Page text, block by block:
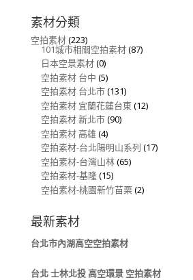
素材分類
空拍素材(223)
101城市相關空拍素材(87)
日本空景素材(0)
空拍素材 台中 (5)
空拍素材 台北市(131)
空拍素材 宜蘭花蓮台東(12)
空拍素材 新北市(90)
空拍素材 高雄 (4)
空拍素材-台北陽明山系列 (17)
空拍素材-台灣山林(65)
空拍素材-基隆(15)
空拍素材-桃園新竹苗栗(2)
最新素材
台北市內湖高空空拍素材
台北 士林北投 高空環景 空拍素材